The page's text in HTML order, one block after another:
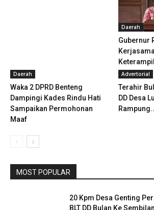
Daerah
Gubernur
Daerah
Waka 2 DPRD Benteng
Dampingi Kades Rindu Hati
Sampaikan Permohonan
Maaf
Advertorial
Terahir
DD Desa
MOST POPULAR
20 Kpm Desa Genting
BLT DD Bulan Ke Sembilan